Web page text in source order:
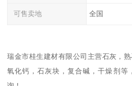
可售卖地 全国
瑞金市桂生建材有限公司主营石灰，
氧化钙，石灰块，复合碱，干燥剂等